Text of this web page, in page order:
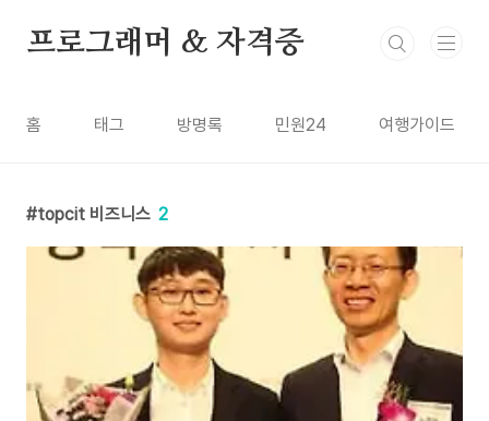
프로그래머 & 자격증
홈 태그 방명록 민원24 여행가이드
topcit 비즈니스 2